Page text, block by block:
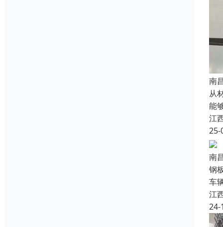
南
从
能
江
25-
南
钢
车
江
24-